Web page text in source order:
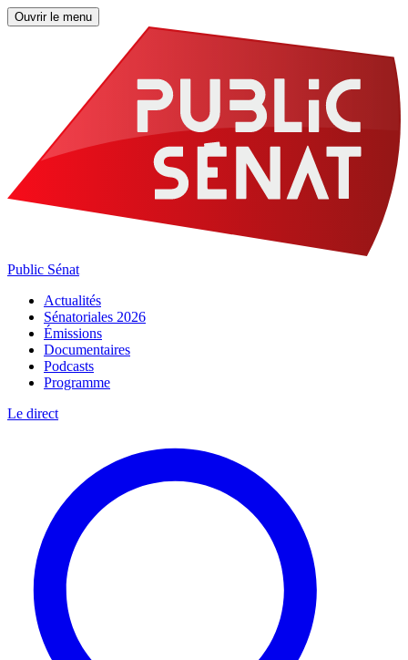
Ouvrir le menu
Public Sénat
Actualités
Sénatoriales 2026
Émissions
Documentaires
Podcasts
Programme
Le direct